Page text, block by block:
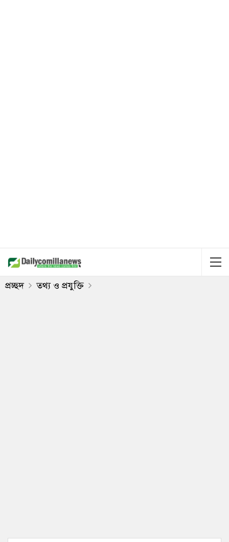
প্রচ্ছদ তথ্য ও প্রযুক্তি